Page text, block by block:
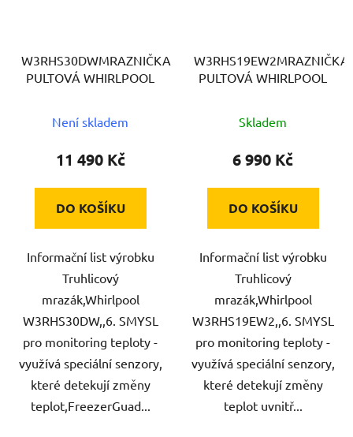
W3RHS30DWMRAZNIČKA
PULTOVÁ WHIRLPOOL
Není skladem
11 490 Kč
DO KOŠÍKU
Informační list výrobku
Truhlicový
mrazák,Whirlpool
W3RHS30DW,,6. SMYSL
pro monitoring teploty -
využívá speciální senzory,
které detekují změny
teplot,FreezerGuad...
W3RHS19EW2MRAZNIČKA
PULTOVÁ WHIRLPOOL
Skladem
6 990 Kč
DO KOŠÍKU
Informační list výrobku
Truhlicový
mrazák,Whirlpool
W3RHS19EW2,,6. SMYSL
pro monitoring teploty -
využívá speciální senzory,
které detekují změny
teplot uvnitř...